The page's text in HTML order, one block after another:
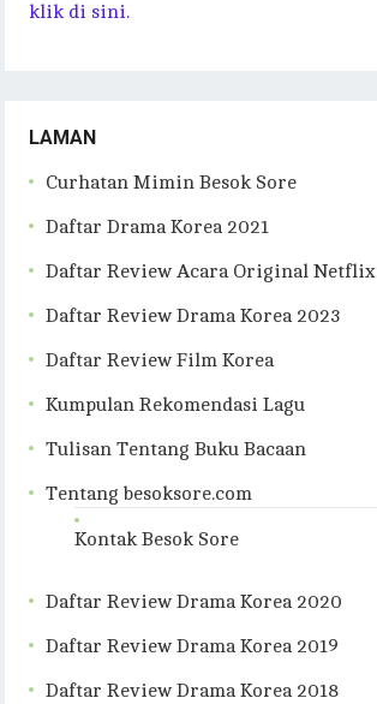
klik di sini.
LAMAN
Curhatan Mimin Besok Sore
Daftar Drama Korea 2021
Daftar Review Acara Original Netflix
Daftar Review Drama Korea 2023
Daftar Review Film Korea
Kumpulan Rekomendasi Lagu
Tulisan Tentang Buku Bacaan
Tentang besoksore.com
Kontak Besok Sore
Daftar Review Drama Korea 2020
Daftar Review Drama Korea 2019
Daftar Review Drama Korea 2018